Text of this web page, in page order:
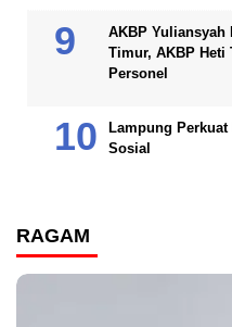
AKBP
Timur, AKBP Heti
Personel
Lampung
Sosial
RAGAM